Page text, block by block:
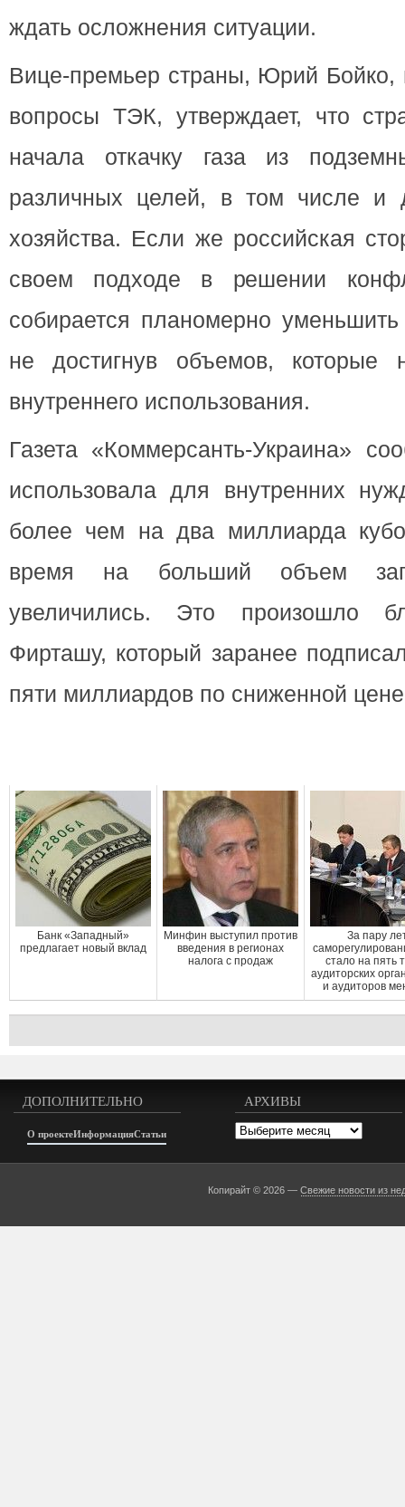
ждать осложнения ситуации.
Вице-премьер страны, Юрий Бойко,
вопросы ТЭК, утверждает, что
начала откачку газа из
различных целей, в том числе и
хозяйства. Если же российская
своем подходе в решении
собирается планомерно
не достигнув объемов, которые
внутреннего использования.
Газета «Коммерсанть-Украина»
использовала для внутренних
более чем на два миллиарда
время на больший объем
увеличились. Это произошло
Фирташу, который заранее
пяти миллиардов по сниженной
Банк «Западный»
предлагает новый вклад
Минфин выступил против
введения в регионах
налога с продаж
За пару
стало на пять
аудиторских
и аудиторов
ДОПОЛНИТЕЛЬНО
О проектеИнформацияСтатьи
АРХИВЫ
Архивы
Копирайт © 2026 —Свежие новости из